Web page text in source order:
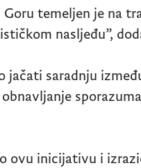
Goru temeljen je na
nasljeđu”,
jačati saradnju
ovu inicijativu i